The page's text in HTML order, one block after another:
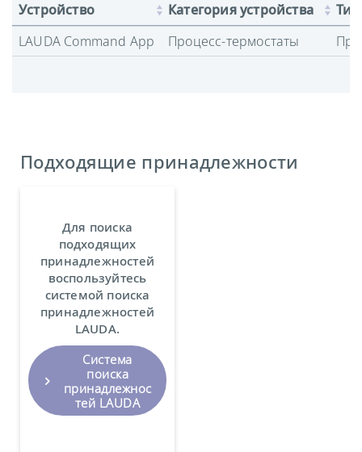
Устройство Категория устройства
LAUDA Command App
Процесс-термостаты
Подходящие принадлежности
Для поиска
подходящих
принадлежностей
воспользуйтесь
системой поиска
принадлежностей
LAUDA.
Система
поиска
принадлежнос
тей LAUDA